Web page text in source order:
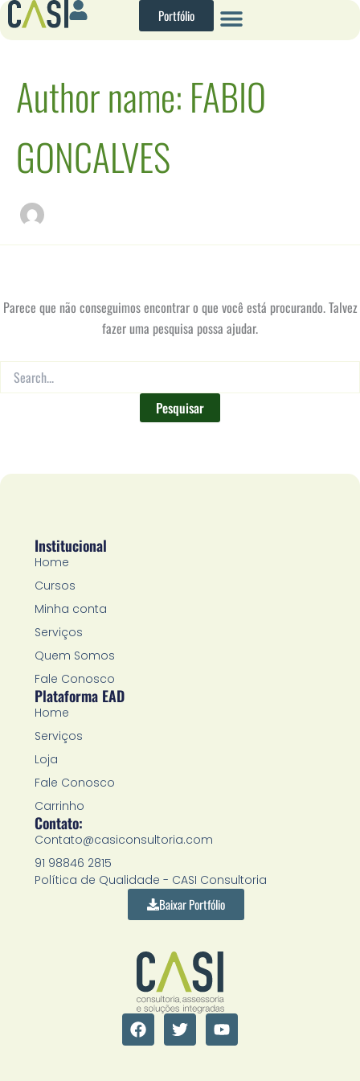
Ir
para
Portfólio
Author name: FABIO
GONCALVES
Parece que não conseguimos encontrar o que você está procurando. Talvez
fazer uma pesquisa possa ajudar.
Pesquisar
por:
F
a
c
T
w
i
Y
o
u
Institucional
Home
Cursos
Minha conta
Serviços
Quem Somos
Fale Conosco
Plataforma EAD
Home
Serviços
Loja
Fale Conosco
Carrinho
Contato:
Contato@casiconsultoria.com
91 98846 2815
Política de Qualidade - CASI Consultoria
Baixar Portfólio